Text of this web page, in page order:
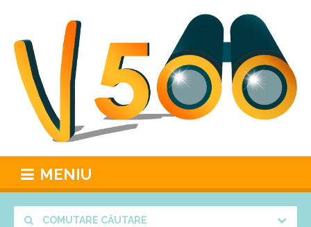
MENIU
COMUTARE CĂUTARE